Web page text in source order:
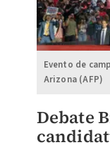
Evento de
Arizona (AFP)
Debate